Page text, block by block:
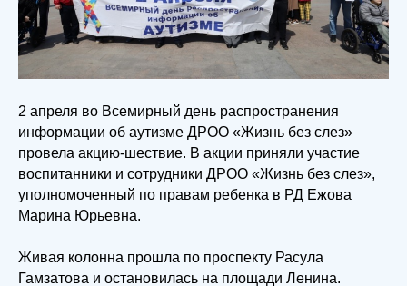
2 апреля во Всемирный день распространения
информации об аутизме ДРОО «Жизнь без слез»
провела акцию-шествие. В акции приняли участие
воспитанники и сотрудники ДРОО «Жизнь без слез»,
уполномоченный по правам ребенка в РД Ежова
Марина Юрьевна.
Живая колонна прошла по проспекту Расула
Гамзатова и остановилась на площади Ленина.